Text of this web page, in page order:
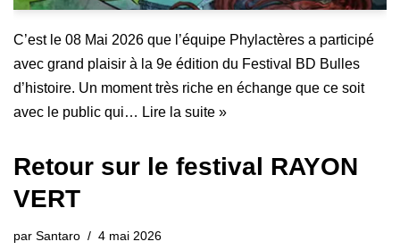
C’est le 08 Mai 2026 que l’équipe Phylactères a participé
avec grand plaisir à la 9e édition du Festival BD Bulles
d’histoire. Un moment très riche en échange que ce soit
avec le public qui… Lire la suite »
Retour sur le festival RAYON
VERT
par Santaro 4 mai 2026